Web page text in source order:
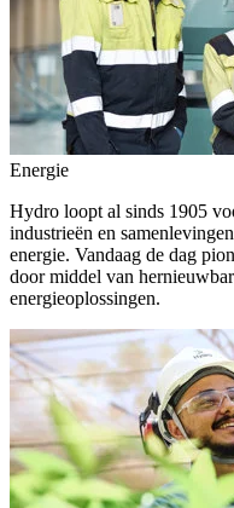
Energie
Hydro loopt al sinds 1905
industrieën en
energie. Vandaag de dag
door middel van
energieoplossingen.